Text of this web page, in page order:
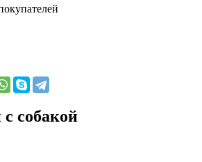
собакой